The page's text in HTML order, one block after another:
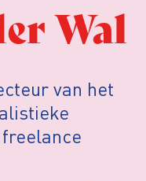
Wal
van het